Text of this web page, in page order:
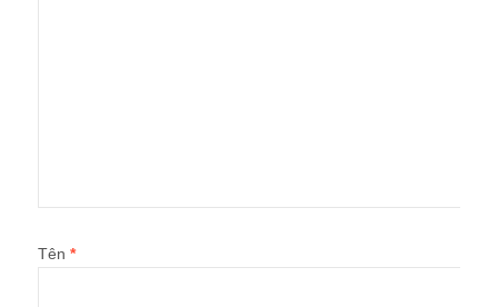
Tên *